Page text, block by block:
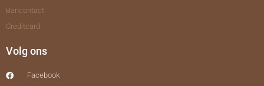
Bancontact
Creditcard
Volg ons
Facebook